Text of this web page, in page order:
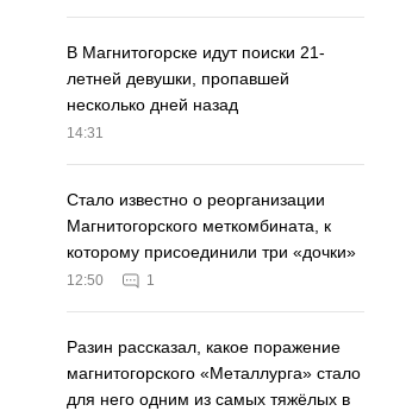
В Магнитогорске идут поиски 21-
летней девушки, пропавшей
несколько дней назад
14:31
Стало известно о реорганизации
Магнитогорского меткомбината, к
которому присоединили три «дочки»
12:50 1
Разин рассказал, какое поражение
магнитогорского «Металлурга» стало
для него одним из самых тяжёлых в